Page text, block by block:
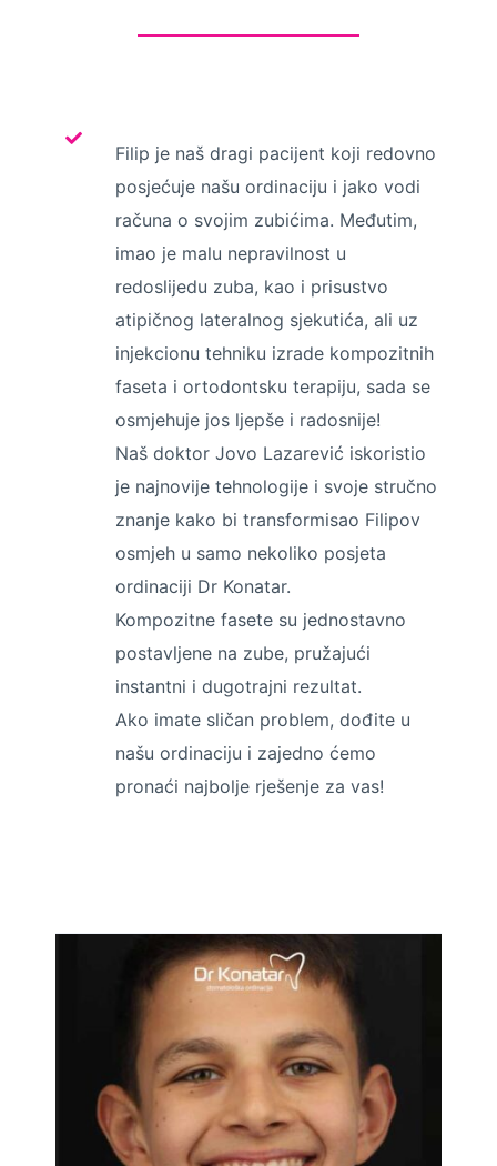
Filip je naš dragi pacijent koji redovno
posjećuje našu ordinaciju i jako vodi
računa o svojim zubićima. Međutim,
imao je malu nepravilnost u
redoslijedu zuba, kao i prisustvo
atipičnog lateralnog sjekutića, ali uz
injekcionu tehniku izrade kompozitnih
faseta i ortodontsku terapiju, sada se
osmjehuje jos ljepše i radosnije!
Naš doktor Jovo Lazarević iskoristio
je najnovije tehnologije i svoje stručno
znanje kako bi transformisao Filipov
osmjeh u samo nekoliko posjeta
ordinaciji Dr Konatar.
Kompozitne fasete su jednostavno
postavljene na zube, pružajući
instantni i dugotrajni rezultat.
Ako imate sličan problem, dođite u
našu ordinaciju i zajedno ćemo
pronaći najbolje rješenje za vas!